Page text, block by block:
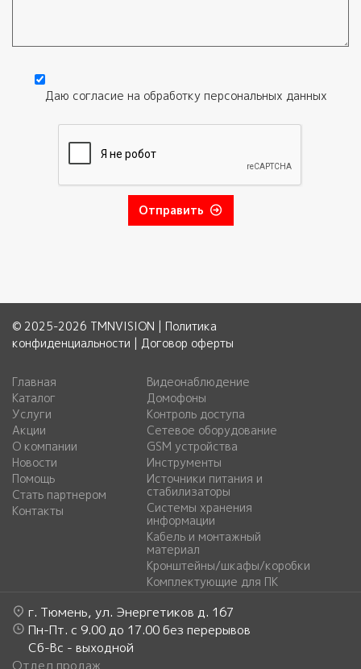
Даю согласие на обработку персональных данных
Отправить
© 2025-2026 TMNVISION | Политика
конфиденциальности | Договор оферты
Главная
Каталог
Услуги
Акции
О компании
Новости
Помощь
Стать партнером
Контакты
Видеонаблюдение
Домофоны
Контроль доступа
Сетевое оборудование
GSM устройства
Инструменты
Источники питания и
стабилизаторы
Системы хранения
информации
Кабель и монтажный
материал
Кронштейны/шкафы/коробки
Комплектующие для ПК
г. Тюмень, ул. Энергетиков д. 167
Пн-Пт. с 9.00 до 17.00 без перерывов
Сб-Вс - выходной
Отдел продаж